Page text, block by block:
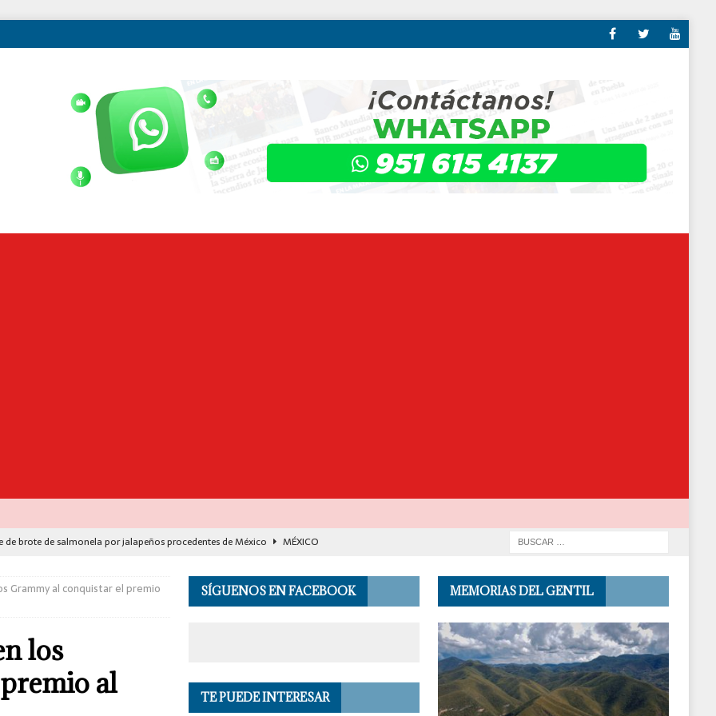
de brote de salmonela por jalapeños procedentes de México
MÉXICO
Seguridad se suma a investigación por asesinato en vivo del influencer
en los Andes de Perú deja un herido, según reporte de autoridades
EL
Grammy al conquistar el premio
los
al
SÍGUENOS EN FACEBOOK
TE PUEDE INTERESAR
MEMORIAS DEL GENTIL